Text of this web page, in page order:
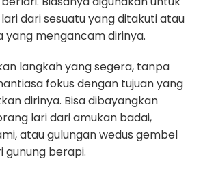
dari sesuatu yang ditakuti atau
yang mengancam dirinya.
langkah yang segera, tanpa
fokus dengan tujuan yang
dirinya. Bisa dibayangkan
lari dari amukan badai,
atau gulungan wedus gembel
gunung berapi.